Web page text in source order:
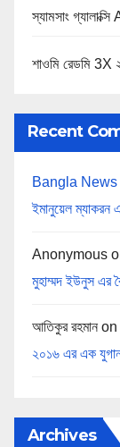
স্যামসাং
শাওমি রেডমি 3X
Recent
Bangla
ইমানুয়েল ম্যাকরন
Anonymous
মুহাম্মদ ইউনুস এর
আতিকুর রহমান on
২০১৬ এর এক
Archives